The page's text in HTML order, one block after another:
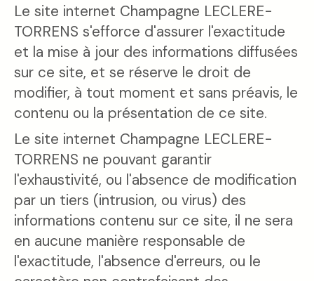
Le site internet Champagne LECLERE-
TORRENS s'efforce d'assurer l'exactitude
et la mise à jour des informations diffusées
sur ce site, et se réserve le droit de
modifier, à tout moment et sans préavis, le
contenu ou la présentation de ce site.
Le site internet Champagne LECLERE-
TORRENS ne pouvant garantir
l'exhaustivité, ou l'absence de modification
par un tiers (intrusion, ou virus) des
informations contenu sur ce site, il ne sera
en aucune manière responsable de
l'exactitude, l'absence d'erreurs, ou le